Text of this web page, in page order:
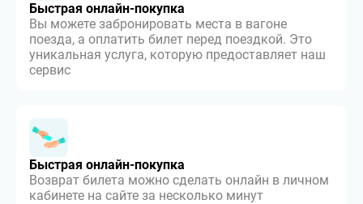
Быстрая онлайн-покупка
Вы можете забронировать места в вагоне
поезда, а оплатить билет перед поездкой. Это
уникальная услуга, которую предоставляет наш
сервис
Быстрая онлайн-покупка
Возврат билета можно сделать онлайн в личном
кабинете на сайте за несколько минут